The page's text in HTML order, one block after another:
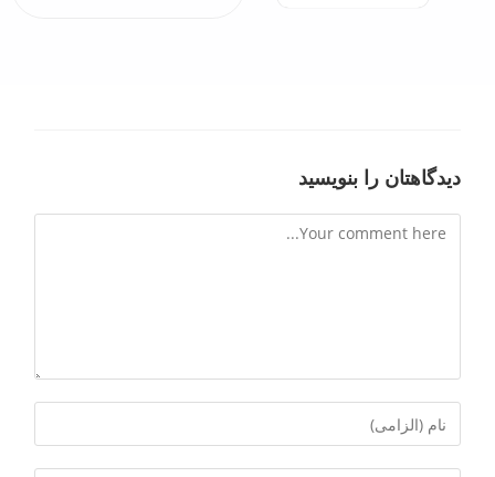
دیدگاهتان را بنویسید